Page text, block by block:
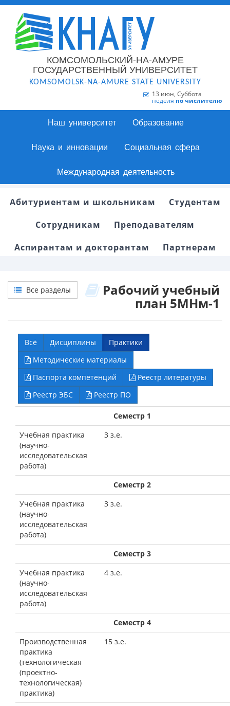
КОМСОМОЛЬСКИЙ-НА-АМУРЕ
ГОСУДАРСТВЕННЫЙ УНИВЕРСИТЕТ
KOMSOMOLSK-NA-AMURE STATE UNIVERSITY
13 июн, Суббота
неделя по числителю
Наш университет Образование
Наука и инновации Социальная сфера
Международная деятельность
Абитуриентам и школьникам
Студентам
Сотрудникам
Преподавателям
Аспирантам и докторантам
Партнерам
Все разделы Рабочий учебный
план 5МНм-1
Всё Дисциплины
Практики
Методические материалы
Паспорта компетенций
Реестр литературы
Реестр ЭБС
Реестр ПО
Семестр 1
Учебная практика
(научно-
исследовательская
работа)
3 з.е.
Семестр 2
Учебная практика
(научно-
исследовательская
работа)
3 з.е.
Семестр 3
Учебная практика
(научно-
исследовательская
работа)
4 з.е.
Семестр 4
Производственная
практика
(технологическая
(проектно-
технологическая)
практика)
15 з.е.